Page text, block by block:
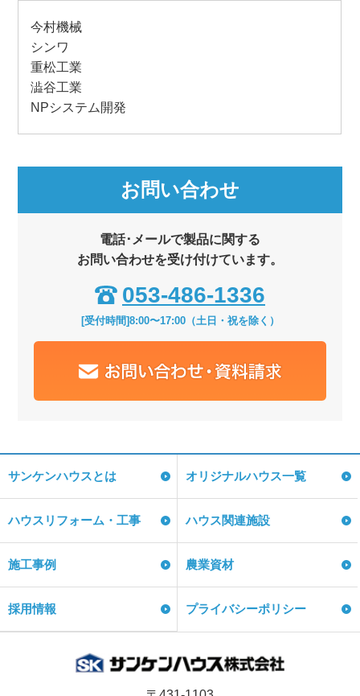
今村機械
シンワ
重松工業
澁谷工業
NPシステム開発
お問い合わせ
電話･メールで製品に関する
お問い合わせを受け付けています。
053-486-1336
[受付時間]8:00〜17:00（土日・祝を除く）
サンケンハウスとは オリジナルハウス一覧
ハウスリフォーム・工事 ハウス関連施設
施工事例 農業資材
採用情報 プライバシーポリシー